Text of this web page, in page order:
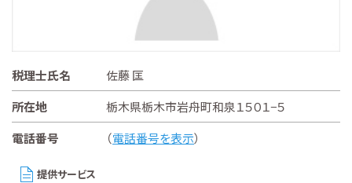
税理士氏名
佐藤 匡
所在地
栃木県栃木市岩舟町和泉１５０１−５
電話番号
（電話番号を表示）
提供サービス